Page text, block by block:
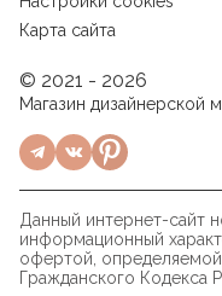
Карта сайта
© 2021 - 2026
Магазин
Данный интернет-сайт
информационный
офертой,
Гражданского Кодекса